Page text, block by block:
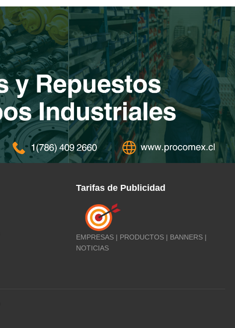
Tarifas de Publicidad
EMPRESAS | PRODUCTOS | BANNERS |
NOTICIAS